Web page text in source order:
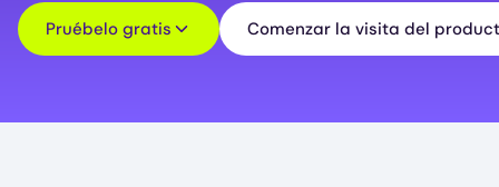
Pruébelo gratis Comenzar la visita del